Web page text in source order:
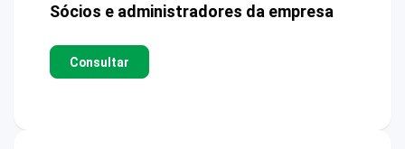
Sócios e administradores da empresa
Consultar